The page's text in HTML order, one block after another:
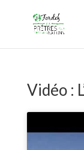
Vidéo :